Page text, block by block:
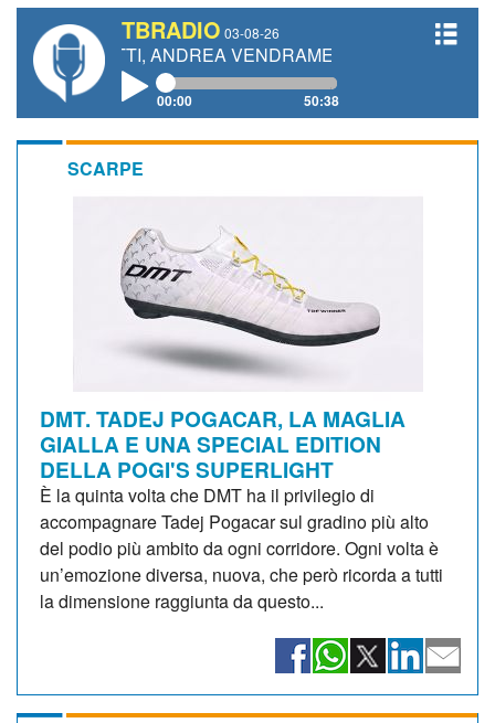
TBRADIO 03-08-26
ANDREA VENDRAME, FILIPPO FIORELLI
00:00 50:38
SCARPE
DMT. TADEJ POGACAR, LA MAGLIA
GIALLA E UNA SPECIAL EDITION
DELLA POGI'S SUPERLIGHT
È la quinta volta che DMT ha il privilegio di
accompagnare Tadej Pogacar sul gradino più alto
del podio più ambito da ogni corridore. Ogni volta è
un’emozione diversa, nuova, che però ricorda a tutti
la dimensione raggiunta da questo...